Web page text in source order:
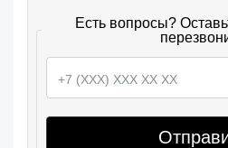
Есть вопросы?